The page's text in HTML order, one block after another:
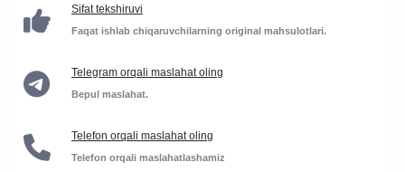
Sifat tekshiruvi
Faqat ishlab chiqaruvchilarning original mahsulotlari.
Telegram orqali maslahat oling
Bepul maslahat.
Telefon orqali maslahat oling
Telefon orqali maslahatlashamiz